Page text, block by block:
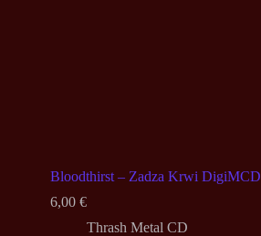
Bloodthirst – Zadza Krwi DigiMCD
6,00 €
Thrash Metal CD